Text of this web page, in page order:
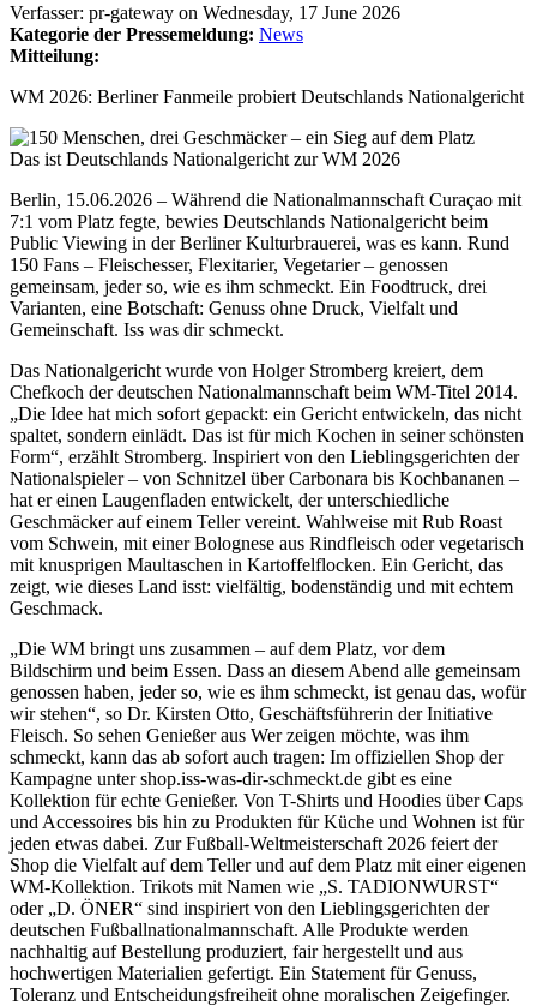
Verfasser: pr-gateway on Wednesday, 17 June 2026
Kategorie der Pressemeldung: News
Mitteilung:
WM 2026: Berliner Fanmeile probiert Deutschlands Nationalgericht
Das ist Deutschlands Nationalgericht zur WM 2026
Berlin, 15.06.2026 – Während die Nationalmannschaft Curaçao mit
7:1 vom Platz fegte, bewies Deutschlands Nationalgericht beim
Public Viewing in der Berliner Kulturbrauerei, was es kann. Rund
150 Fans – Fleischesser, Flexitarier, Vegetarier – genossen
gemeinsam, jeder so, wie es ihm schmeckt. Ein Foodtruck, drei
Varianten, eine Botschaft: Genuss ohne Druck, Vielfalt und
Gemeinschaft. Iss was dir schmeckt.
Das Nationalgericht wurde von Holger Stromberg kreiert, dem
Chefkoch der deutschen Nationalmannschaft beim WM-Titel 2014.
„Die Idee hat mich sofort gepackt: ein Gericht entwickeln, das nicht
spaltet, sondern einlädt. Das ist für mich Kochen in seiner schönsten
Form“, erzählt Stromberg. Inspiriert von den Lieblingsgerichten der
Nationalspieler – von Schnitzel über Carbonara bis Kochbananen –
hat er einen Laugenfladen entwickelt, der unterschiedliche
Geschmäcker auf einem Teller vereint. Wahlweise mit Rub Roast
vom Schwein, mit einer Bolognese aus Rindfleisch oder vegetarisch
mit knusprigen Maultaschen in Kartoffelflocken. Ein Gericht, das
zeigt, wie dieses Land isst: vielfältig, bodenständig und mit echtem
Geschmack.
„Die WM bringt uns zusammen – auf dem Platz, vor dem
Bildschirm und beim Essen. Dass an diesem Abend alle gemeinsam
genossen haben, jeder so, wie es ihm schmeckt, ist genau das, wofür
wir stehen“, so Dr. Kirsten Otto, Geschäftsführerin der Initiative
Fleisch. So sehen Genießer aus Wer zeigen möchte, was ihm
schmeckt, kann das ab sofort auch tragen: Im offiziellen Shop der
Kampagne unter shop.iss-was-dir-schmeckt.de gibt es eine
Kollektion für echte Genießer. Von T-Shirts und Hoodies über Caps
und Accessoires bis hin zu Produkten für Küche und Wohnen ist für
jeden etwas dabei. Zur Fußball-Weltmeisterschaft 2026 feiert der
Shop die Vielfalt auf dem Teller und auf dem Platz mit einer eigenen
WM-Kollektion. Trikots mit Namen wie „S. TADIONWURST“
oder „D. ÖNER“ sind inspiriert von den Lieblingsgerichten der
deutschen Fußballnationalmannschaft. Alle Produkte werden
nachhaltig auf Bestellung produziert, fair hergestellt und aus
hochwertigen Materialien gefertigt. Ein Statement für Genuss,
Toleranz und Entscheidungsfreiheit ohne moralischen Zeigefinger.